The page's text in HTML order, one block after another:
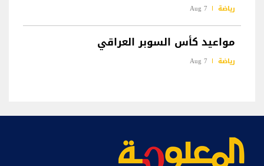
رياضة 7 Aug
مواعيد كأس السوبر العراقي
رياضة 7 Aug